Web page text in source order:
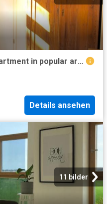
Fashionable and perfect apartment in popular area, Köln, Koln Amsterdam Apartments for Rent
Details ansehen
11 bilder